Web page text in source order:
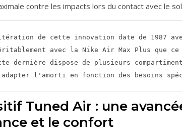
contre les impacts lors du contact avec le
de cette innovation date de 1987
avec la Nike Air Max Plus que ce
dernière dispose de plusieurs
l'amorti en fonction des besoins
Tuned Air : une
et le confort